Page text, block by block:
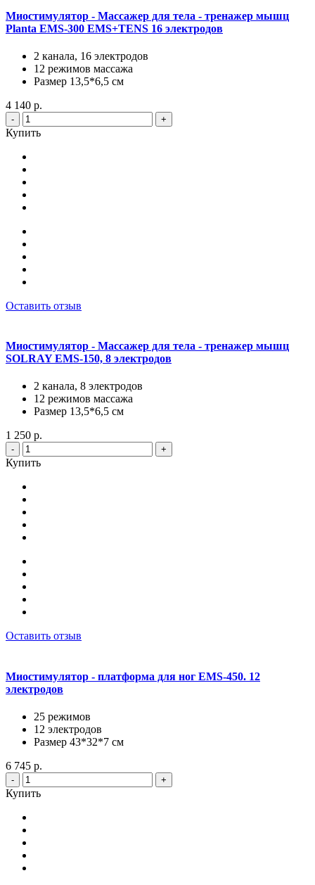
Миостимулятор - Массажер для тела - тренажер мышц
Planta EMS-300 EMS+TENS 16 электродов
2 канала, 16 электродов
12 режимов массажа
Размер 13,5*6,5 см
4 140 р.
- +
Купить
Оставить отзыв
Миостимулятор - Массажер для тела - тренажер мышц
SOLRAY EMS-150, 8 электродов
2 канала, 8 электродов
12 режимов массажа
Размер 13,5*6,5 см
1 250 р.
- +
Купить
Оставить отзыв
Миостимулятор - платформа для ног EMS-450. 12
электродов
25 режимов
12 электродов
Размер 43*32*7 см
6 745 р.
- +
Купить